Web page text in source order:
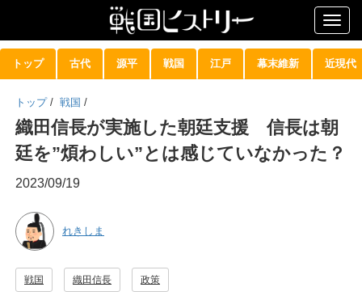
トップ 古代 源平 戦国 江戸 幕末維新 近現代
トップ / 戦国 /
織田信長が実施した朝廷支援 信長は朝
廷を”煩わしい”とは感じていなかった？
2023/09/19
れきしま
戦国 織田信長 政策